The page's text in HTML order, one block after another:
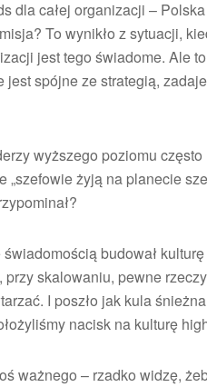
dla całej organizacji –
To wynikło z sytuacji,
jest tego świadome. Ale
jest spójne ze strategią,
wyższego poziomu
„szefowie żyją na planecie
świadomością budował
skalowaniu, pewne
I poszło jak kula
nacisk na kulturę
ważnego – rzadko widzę,